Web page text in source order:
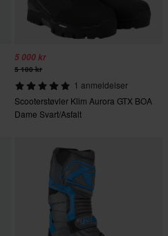
5 000 kr
5 100 kr
1 anmeldelser
Scooterstøvler Klim Aurora GTX BOA
Dame Svart/Asfalt